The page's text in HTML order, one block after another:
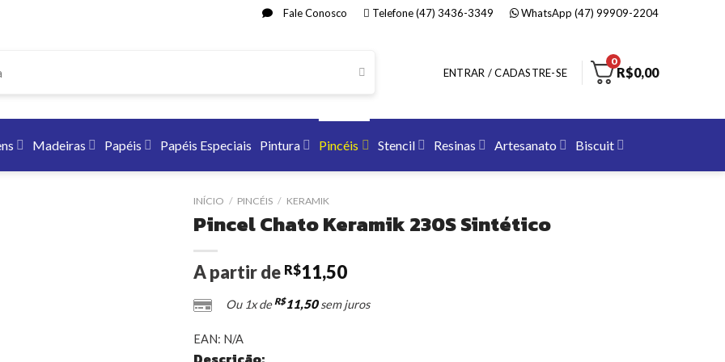
Fale Conosco Telefone (47) 3436-3349 WhatsApp (47) 99909-2204
ENTRAR / CADASTRE-SE
0
R$0,00
Madeiras Papéis Papéis Especiais Pintura Pincéis Stencil Resinas Artesanato Biscuit
INÍCIO / PINCÉIS / KERAMIK
Pincel Chato Keramik 230S Sintético
A partir de R$11,50
Ou 1x de R$11,50sem juros
EAN: N/A